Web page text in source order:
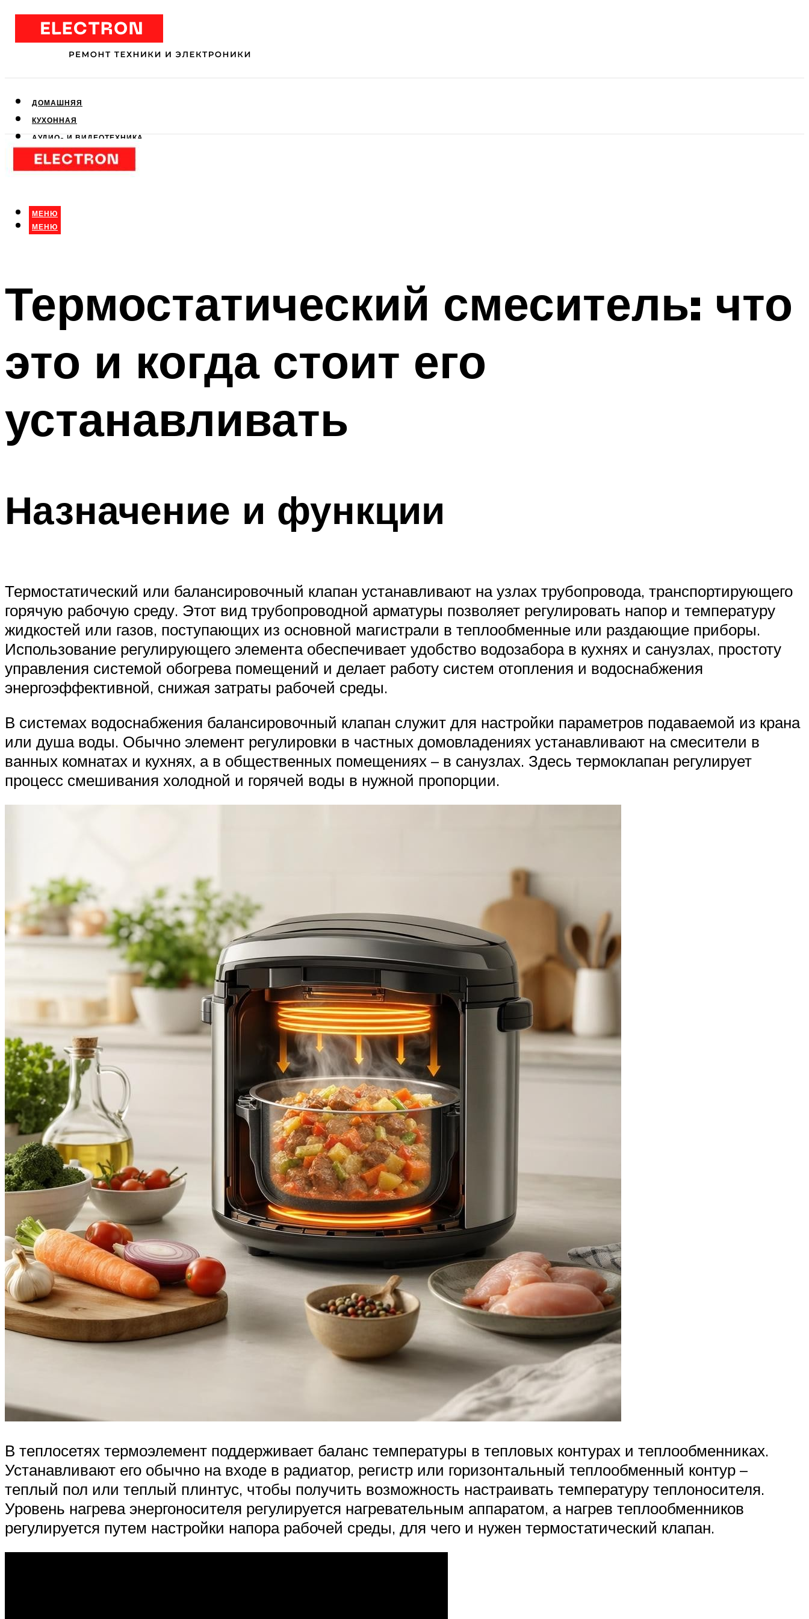
ДОМАШНЯЯ
КУХОННАЯ
АУДИО- И ВИДЕОТЕХНИКА
КЛИМАТИЧЕСКАЯ
ДЛЯ КРАСОТЫ
МЕНЮ
МЕНЮ
Термостатический смеситель: что
это и когда стоит его
устанавливать
Назначение и функции
Термостатический или балансировочный клапан устанавливают на узлах трубопровода, транспортирующего
горячую рабочую среду. Этот вид трубопроводной арматуры позволяет регулировать напор и температуру
жидкостей или газов, поступающих из основной магистрали в теплообменные или раздающие приборы.
Использование регулирующего элемента обеспечивает удобство водозабора в кухнях и санузлах, простоту
управления системой обогрева помещений и делает работу систем отопления и водоснабжения
энергоэффективной, снижая затраты рабочей среды.
В системах водоснабжения балансировочный клапан служит для настройки параметров подаваемой из крана
или душа воды. Обычно элемент регулировки в частных домовладениях устанавливают на смесители в
ванных комнатах и кухнях, а в общественных помещениях – в санузлах. Здесь термоклапан регулирует
процесс смешивания холодной и горячей воды в нужной пропорции.
В теплосетях термоэлемент поддерживает баланс температуры в тепловых контурах и теплообменниках.
Устанавливают его обычно на входе в радиатор, регистр или горизонтальный теплообменный контур –
теплый пол или теплый плинтус, чтобы получить возможность настраивать температуру теплоносителя.
Уровень нагрева энергоносителя регулируется нагревательным аппаратом, а нагрев теплообменников
регулируется путем настройки напора рабочей среды, для чего и нужен термостатический клапан.